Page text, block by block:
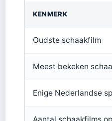
KENMERK
Oudste schaakfilm
Meest bekeken
Enige Nederlandse